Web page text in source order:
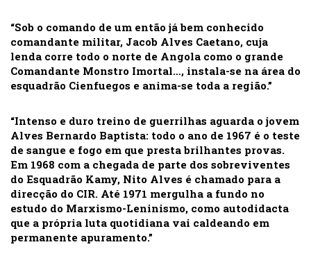
“Sob o comando de um então já bem conhecido
comandante militar, Jacob Alves Caetano, cuja
lenda corre todo o norte de Angola como o grande
Comandante Monstro Imortal…, instala-se na área do
esquadrão Cienfuegos e anima-se toda a região.”
“Intenso e duro treino de guerrilhas aguarda o jovem
Alves Bernardo Baptista: todo o ano de 1967 é o teste
de sangue e fogo em que presta brilhantes provas.
Em 1968 com a chegada de parte dos sobreviventes
do Esquadrão Kamy, Nito Alves é chamado para a
direcção do CIR. Até 1971 mergulha a fundo no
estudo do Marxismo-Leninismo, como autodidacta
que a própria luta quotidiana vai caldeando em
permanente apuramento.”